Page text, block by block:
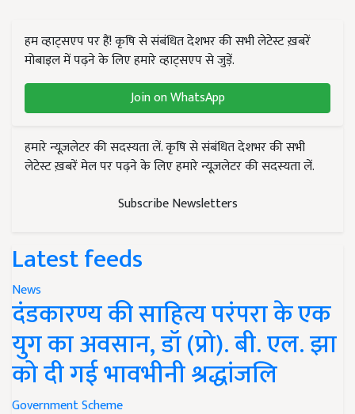
हम व्हाट्सएप पर हैं! कृषि से संबंधित देशभर की सभी लेटेस्ट ख़बरें
मोबाइल में पढ़ने के लिए हमारे व्हाट्सएप से जुड़ें.
Join on WhatsApp
हमारे न्यूज़लेटर की सदस्यता लें. कृषि से संबंधित देशभर की सभी
लेटेस्ट ख़बरें मेल पर पढ़ने के लिए हमारे न्यूज़लेटर की सदस्यता लें.
Subscribe Newsletters
Latest feeds
News
दंडकारण्य की साहित्य परंपरा के एक
युग का अवसान, डॉ (प्रो). बी. एल. झा
को दी गई भावभीनी श्रद्धांजलि
Government Scheme